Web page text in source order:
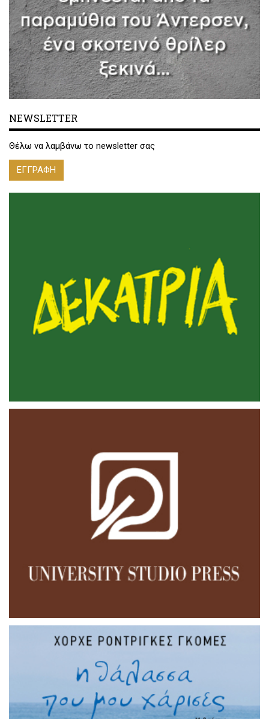
NEWSLETTER
Θέλω να λαμβάνω το newsletter σας
ΕΓΓΡΑΦΗ